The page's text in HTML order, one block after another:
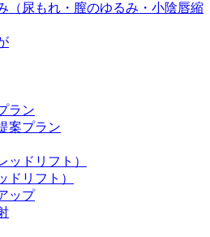
（尿もれ・膣のゆるみ・小陰唇縮
ラン
案プラン
ッドリフト）
ドリフト）
ップ